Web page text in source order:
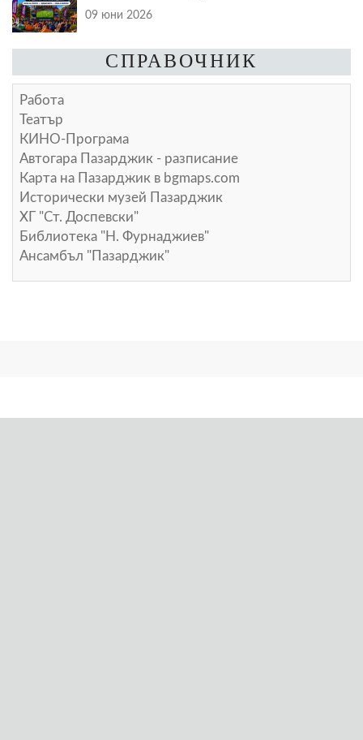
09 юни 2026
СПРАВОЧНИК
Работа
Театър
КИНО-Програма
Автогара Пазарджик - разписание
Карта на Пазарджик в bgmaps.com
Исторически музей Пазарджик
ХГ "Ст. Доспевски"
Библиотека "Н. Фурнаджиев"
Ансамбъл "Пазарджик"